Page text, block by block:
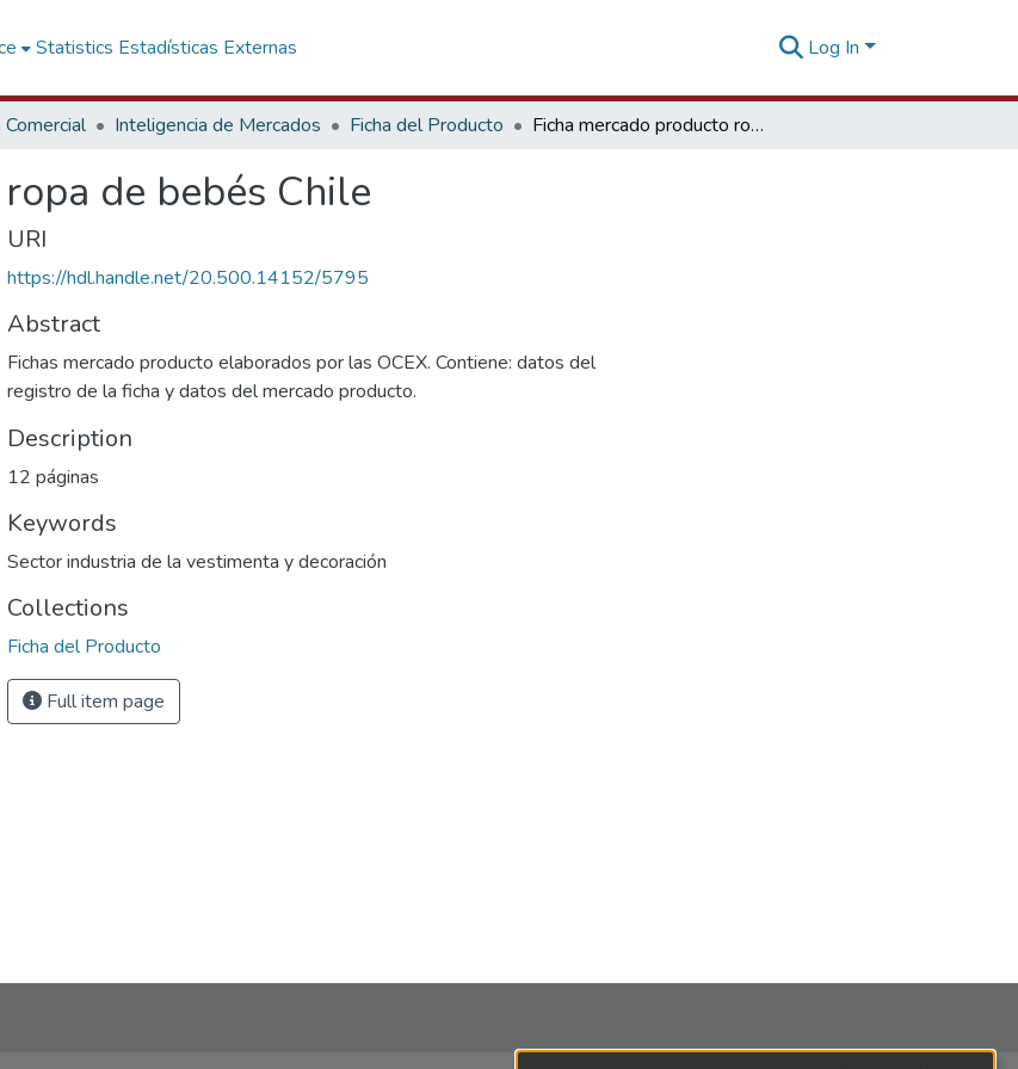
Statistics Estadísticas Externas Log In
Inteligencia de Mercados Ficha del Producto Ficha mercado producto ropa de bebés Chile
de bebés Chile
URI
https://hdl.handle.net/20.500.14152/5795
Abstract
Fichas mercado producto elaborados por las OCEX. Contiene: datos del
registro de la ficha y datos del mercado producto.
Description
12 páginas
Keywords
Sector industria de la vestimenta y decoración
Collections
Ficha del Producto
Full item page